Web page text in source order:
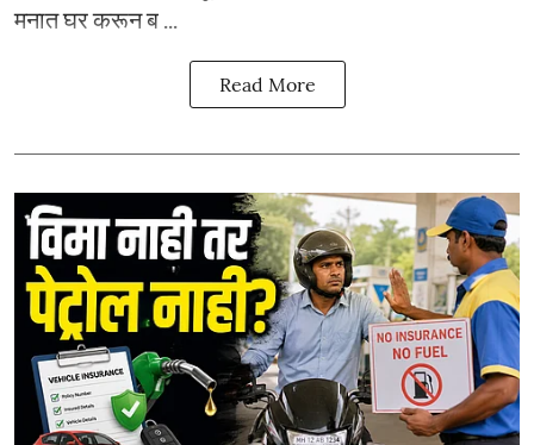
मनात घर करून ब ...
Read More